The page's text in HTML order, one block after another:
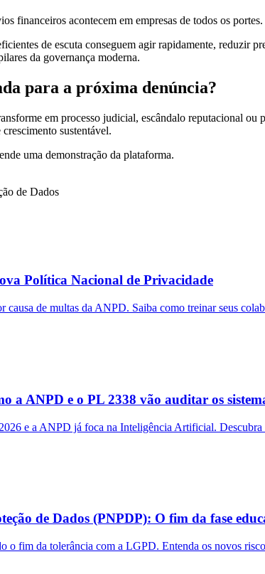
financeiros acontecem em empresas de todos os
de escuta conseguem agir rapidamente, reduzir
da governança moderna.
para a próxima denúncia?
em processo judicial, escândalo reputacional
sustentável.
uma demonstração da plataforma.
de Dados
Política Nacional de Privacidade
causa de multas da ANPD. Saiba como treinar seus
a ANPD e o PL 2338 vão auditar os
e a ANPD já foca na Inteligência Artificial.
de Dados (PNPDP): O fim da fase
fim da tolerância com a LGPD. Entenda os novos